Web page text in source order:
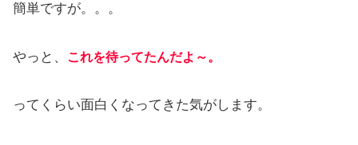
簡単ですが。。。
やっと、 これを待ってたんだよ～。
ってくらい面白くなってきた気がします。